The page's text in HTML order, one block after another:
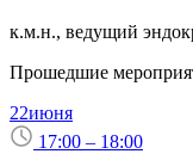
к.м.н., ведущий
Прошедшие
22июня
17:00 – 18:00